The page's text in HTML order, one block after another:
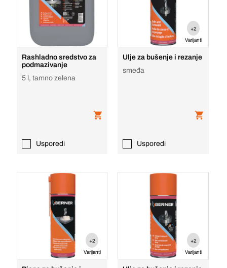
Rashladno sredstvo za
podmazivanje
5 l, tamno zelena
Usporedi
+2
Varijanti
Ulje za bušenje i rezanje
smeđa
Usporedi
+2
Varijanti
+2
Varijanti